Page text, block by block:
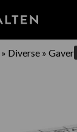
» Diverse » Gaver